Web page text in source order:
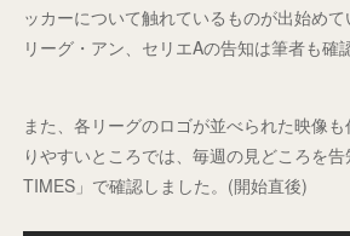
ッカーについて触れているものが出始めて
リーグ・アン、セリエAの告知は筆者も確
また、各リーグのロゴが並べられた映像
りやすいところでは、毎週の見どころを
TIMES」で確認しました。(開始直後)